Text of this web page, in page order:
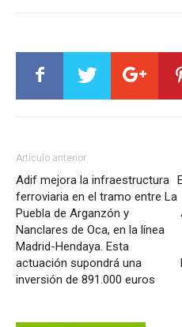
Artículo anterior
Adif mejora la infraestructura
ferroviaria en el tramo entre La
Puebla de Arganzón y
Nanclares de Oca, en la línea
Madrid-Hendaya. Esta
actuación supondrá una
inversión de 891.000 euros